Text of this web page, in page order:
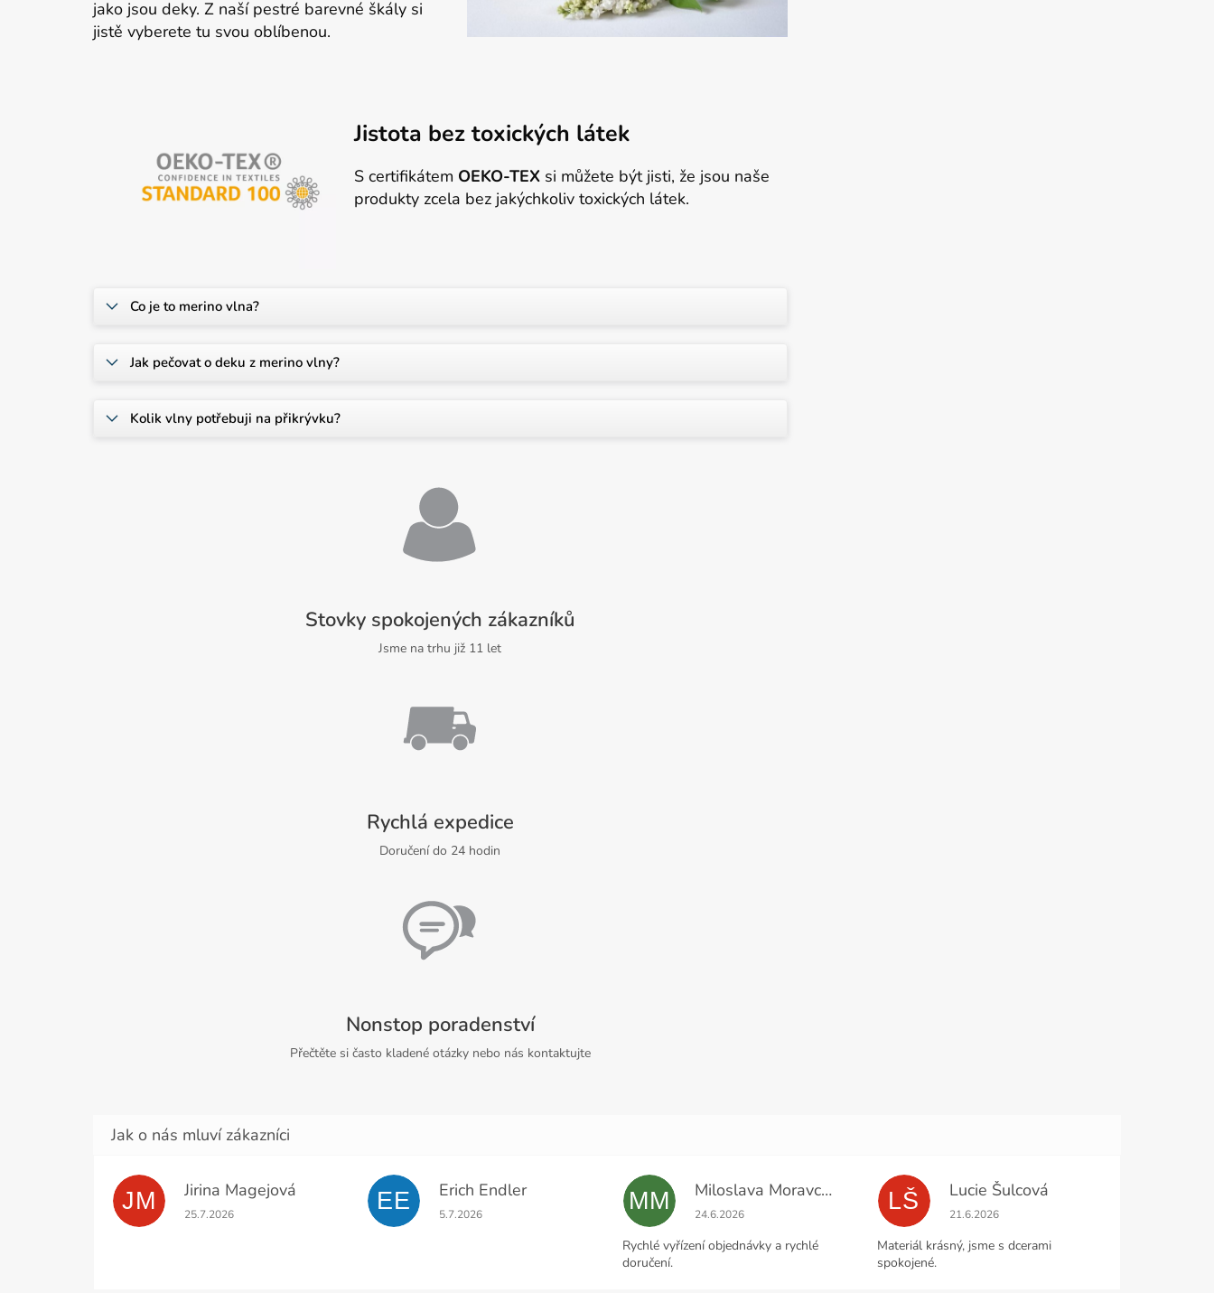
jako jsou deky. Z naší pestré barevné škály si
jistě vyberete tu svou oblíbenou.
Jistota bez toxických látek
S certifikátem OEKO-TEX si můžete být jisti, že jsou naše
produkty zcela bez jakýchkoliv toxických látek.
Co je to merino vlna?
Jak pečovat o deku z merino vlny?
Kolik vlny potřebuji na přikrývku?
Stovky spokojených zákazníků
Jsme na trhu již 11 let
Rychlá expedice
Doručení do 24 hodin
Nonstop poradenství
Přečtěte si často kladené otázky nebo nás kontaktujte
JM Jirina Magejová
Hodnocení obchodu je 5 z 5 hvězdiček.
25.7.2026 EE Erich Endler
Hodnocení obchodu je 5 z 5 hvězdiček.
5.7.2026 MM Miloslava Moravcová
Hodnocení obchodu je 5 z 5 hvězdiček.
24.6.2026
Rychlé vyřízení objednávky a rychlé
doručení.
LŠ Lucie Šulcová
Hodnocení obchodu je 5 z 5 hvězdiček.
21.6.2026
Materiál krásný, jsme s dcerami
spokojené.